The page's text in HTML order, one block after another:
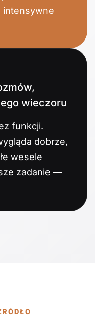
intensywne
wieczoru
funkcji.
dobrze,
wesele
zadanie —